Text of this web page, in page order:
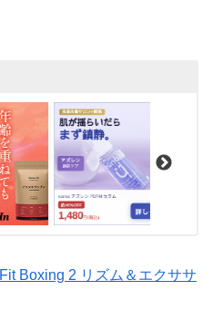
Fit Boxing 2 リズム＆エクササ